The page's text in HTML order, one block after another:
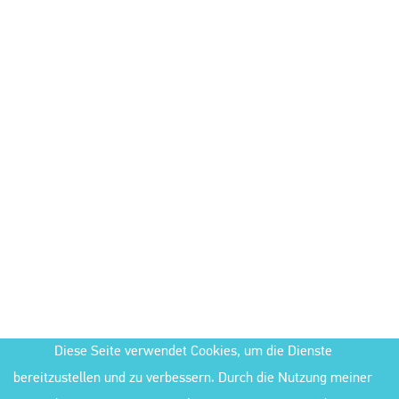
Diese Seite verwendet Cookies, um die Dienste
bereitzustellen und zu verbessern. Durch die Nutzung meiner